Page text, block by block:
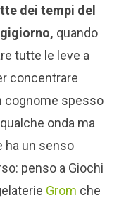
dei tempi del
quando
tutte le leve a
concentrare
cognome spesso
onda ma
ha un senso
penso a Giochi
Grom che